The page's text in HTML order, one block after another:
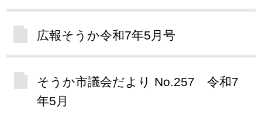
広報そうか令和7年5月号
そうか市議会だより No.257 令和7
年5月